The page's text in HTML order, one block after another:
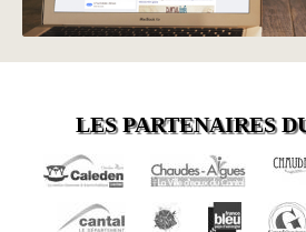
LES PARTENAIRES